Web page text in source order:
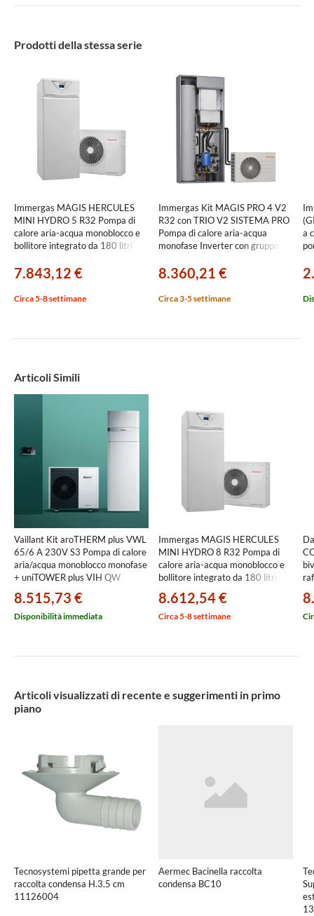
Prodotti della stessa serie
Immergas MAGIS HERCULES
MINI HYDRO 5 R32 Pompa di
calore aria-acqua monoblocco e
bollitore integrato da 180 litri
7.843,12 €
Circa 5-8 settimane
Immergas Kit MAGIS PRO 4 V2
R32 con TRIO V2 SISTEMA PRO
Pompa di calore aria-acqua
monofase Inverter con gruppo
3.030606+3.027830+3.026303
8.360,21 €
Circa 3-5 settimane
a
Articoli Simili
Vaillant Kit aroTHERM plus VWL
65/6 A 230V S3 Pompa di calore
aria/acqua monoblocco monofase
+ uniTOWER plus VIH QW
190/6 E Modulo a basamento
con resistenza 0010038562
8.515,73 €
Disponibilità immediata
Immergas MAGIS HERCULES
MINI HYDRO 8 R32 Pompa di
calore aria-acqua monoblocco e
bollitore integrato da 180 litri
3.035594
8.612,54 €
Circa 5-8 settimane
Articoli visualizzati di recente e suggerimenti in primo
piano
Tecnosystemi pipetta grande per
raccolta condensa H.3.5 cm
11126004
Aermec Bacinella raccolta
condensa BC10